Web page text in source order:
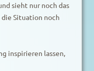
sieht nur noch das
Situation noch
inspirieren lassen,